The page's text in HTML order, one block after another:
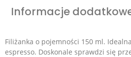
Informacje
Filiżanka o pojemności 150 ml.
espresso. Doskonale sprawdzi się